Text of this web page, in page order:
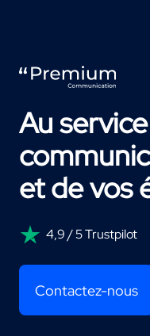
Au
et de vos
4,9 / 5 Trustpilot
Contactez-nous